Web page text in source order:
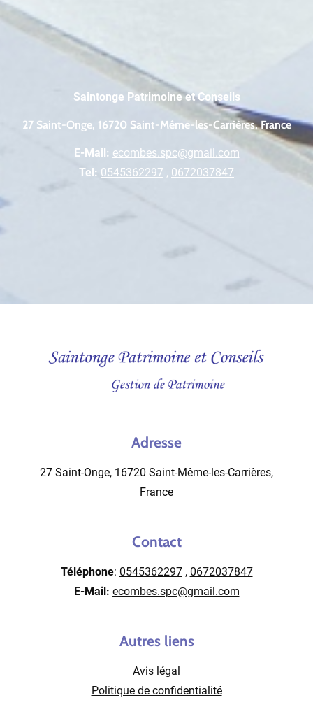
Saintonge Patrimoine et Conseils
27 Saint-Onge, 16720 Saint-Même-les-Carrières, France
E-Mail: ecombes.spc@gmail.com
Tel: 0545362297 , 0672037847
Adresse
27 Saint-Onge, 16720 Saint-Même-les-Carrières,
France
Contact
Téléphone: 0545362297, 0672037847
E-Mail: ecombes.spc@gmail.com
Autres liens
Avis légal
Politique de confidentialité